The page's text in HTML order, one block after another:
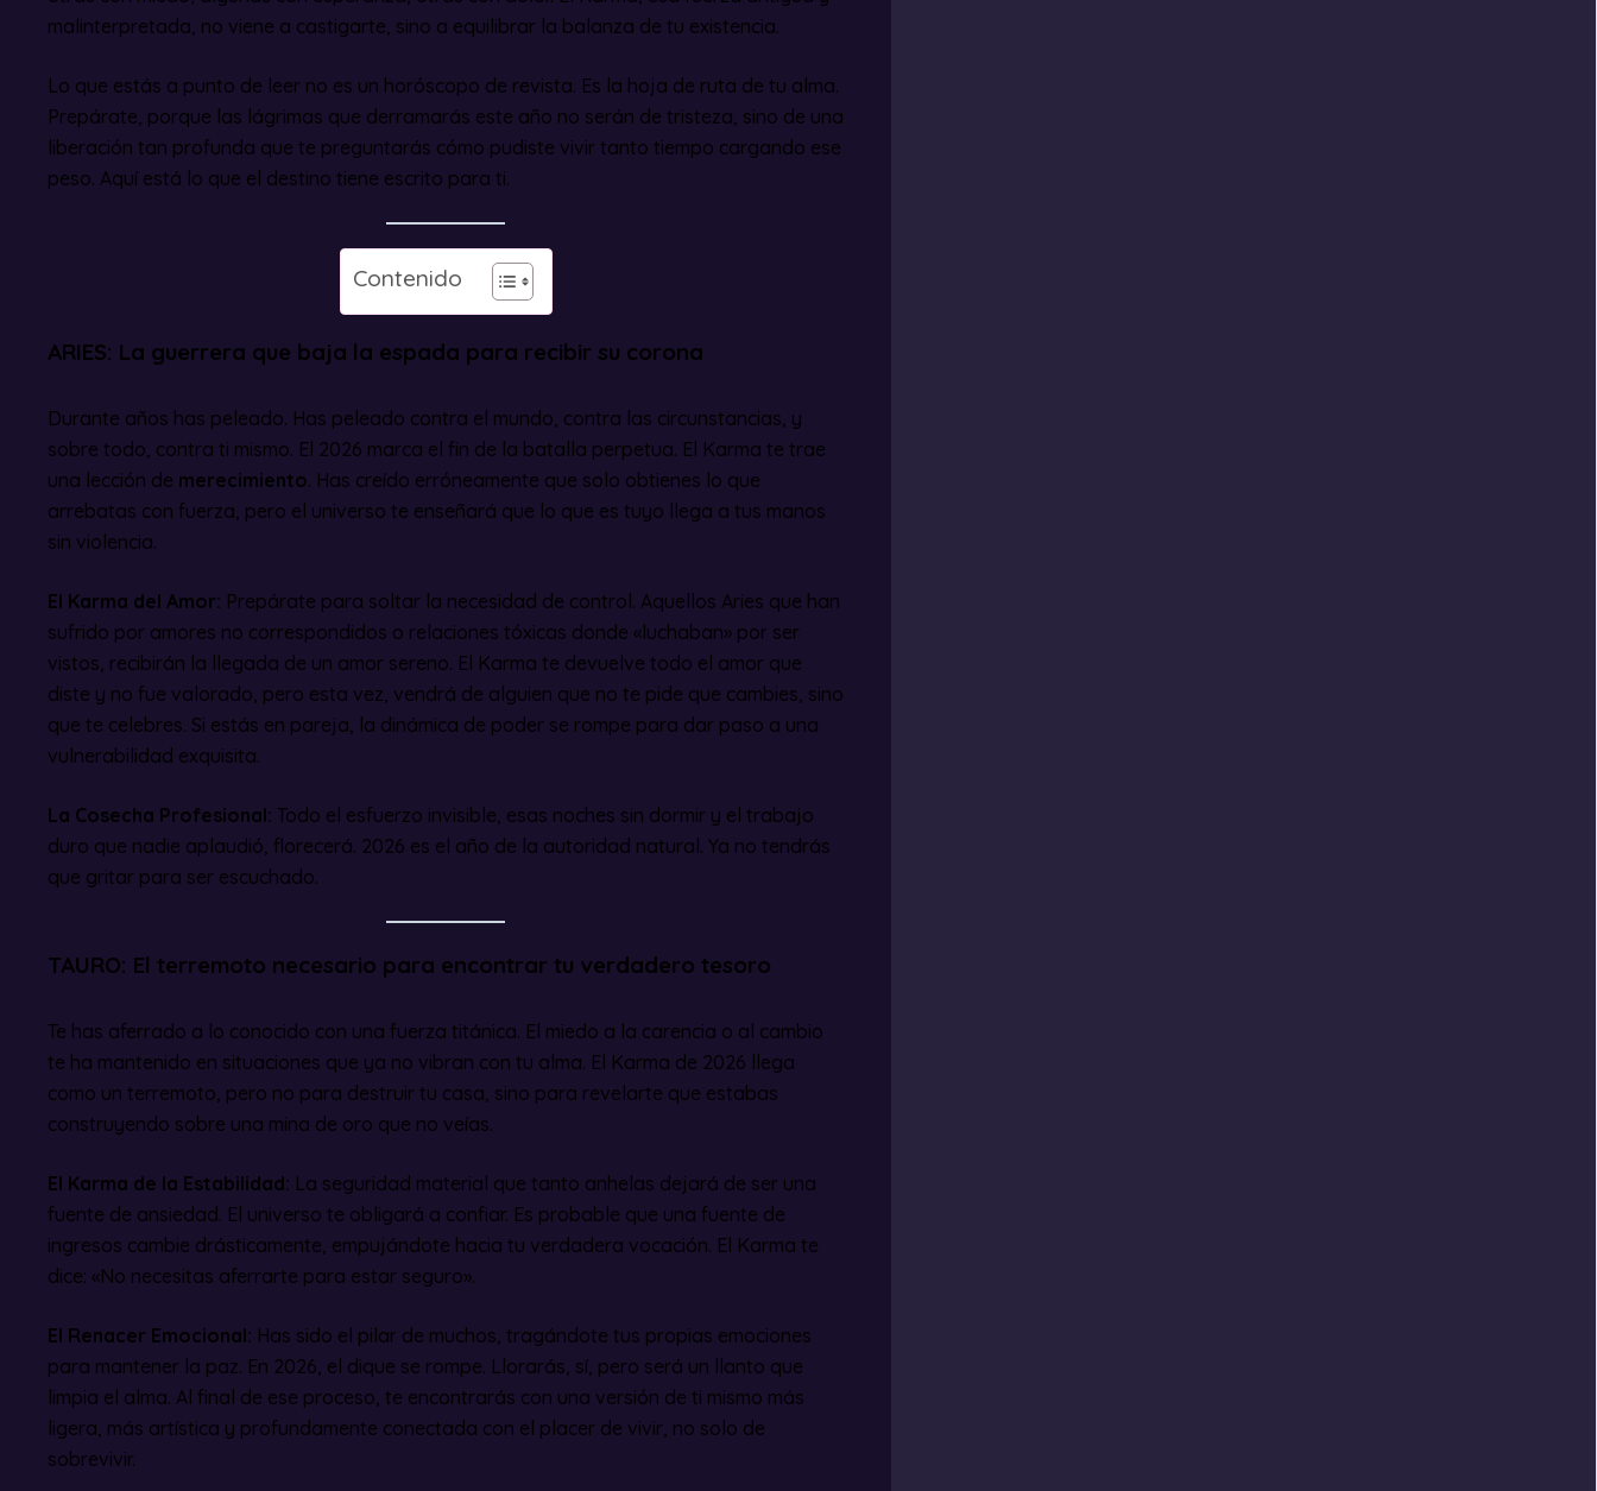
malinterpretada, no viene a castigarte, sino a equilibrar la balanza de tu existencia.
Lo que estás a punto de leer no es un horóscopo de revista. Es la hoja de ruta de tu alma.
Prepárate, porque las lágrimas que derramarás este año no serán de tristeza, sino de una
liberación tan profunda que te preguntarás cómo pudiste vivir tanto tiempo cargando ese
peso. Aquí está lo que el destino tiene escrito para ti.
Contenido
ARIES: La guerrera que baja la espada para recibir su corona
Durante años has peleado. Has peleado contra el mundo, contra las circunstancias, y
sobre todo, contra ti mismo. El 2026 marca el fin de la batalla perpetua. El Karma te trae
una lección de merecimiento. Has creído erróneamente que solo obtienes lo que
arrebatas con fuerza, pero el universo te enseñará que lo que es tuyo llega a tus manos
sin violencia.
El Karma del Amor: Prepárate para soltar la necesidad de control. Aquellos Aries que han
sufrido por amores no correspondidos o relaciones tóxicas donde «luchaban» por ser
vistos, recibirán la llegada de un amor sereno. El Karma te devuelve todo el amor que
diste y no fue valorado, pero esta vez, vendrá de alguien que no te pide que cambies, sino
que te celebres. Si estás en pareja, la dinámica de poder se rompe para dar paso a una
vulnerabilidad exquisita.
La Cosecha Profesional: Todo el esfuerzo invisible, esas noches sin dormir y el trabajo
duro que nadie aplaudió, florecerá. 2026 es el año de la autoridad natural. Ya no tendrás
que gritar para ser escuchado.
TAURO: El terremoto necesario para encontrar tu verdadero tesoro
Te has aferrado a lo conocido con una fuerza titánica. El miedo a la carencia o al cambio
te ha mantenido en situaciones que ya no vibran con tu alma. El Karma de 2026 llega
como un terremoto, pero no para destruir tu casa, sino para revelarte que estabas
construyendo sobre una mina de oro que no veías.
El Karma de la Estabilidad: La seguridad material que tanto anhelas dejará de ser una
fuente de ansiedad. El universo te obligará a confiar. Es probable que una fuente de
ingresos cambie drásticamente, empujándote hacia tu verdadera vocación. El Karma te
dice: «No necesitas aferrarte para estar seguro».
El Renacer Emocional: Has sido el pilar de muchos, tragándote tus propias emociones
para mantener la paz. En 2026, el dique se rompe. Llorarás, sí, pero será un llanto que
limpia el alma. Al final de ese proceso, te encontrarás con una versión de ti mismo más
ligera, más artística y profundamente conectada con el placer de vivir, no solo de
sobrevivir.